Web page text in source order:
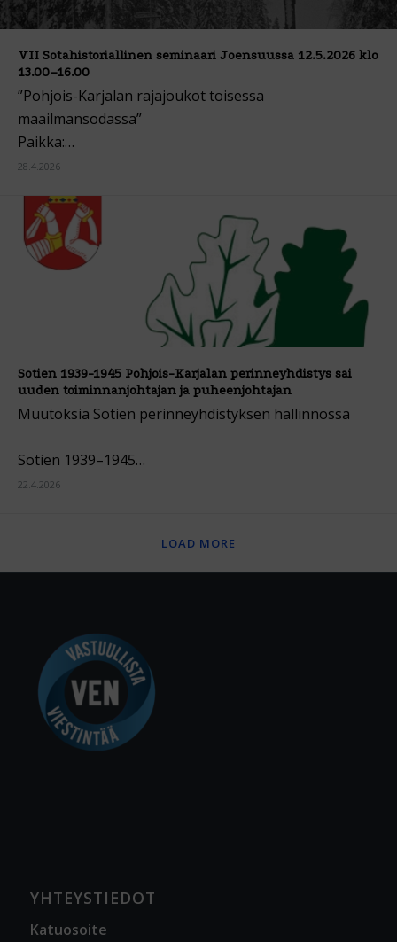
VII Sotahistoriallinen seminaari Joensuussa 12.5.2026 klo
13.00–16.00
”Pohjois-Karjalan rajajoukot toisessa
maailmansodassa”
Paikka:…
28.4.2026
Sotien 1939-1945 Pohjois-Karjalan perinneyhdistys sai
uuden toiminnanjohtajan ja puheenjohtajan
Muutoksia Sotien perinneyhdistyksen hallinnossa
Sotien 1939–1945…
22.4.2026
LOAD MORE
YHTEYSTIEDOT
Katuosoite